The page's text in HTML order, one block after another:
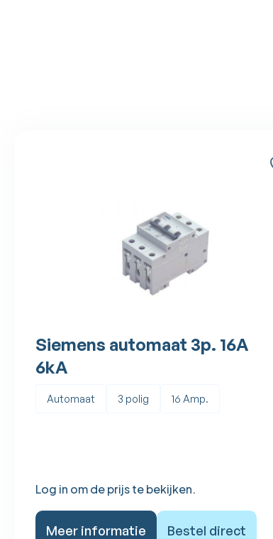
Siemens automaat 3p. 16A
6kA
Automaat 3 polig 16 Amp.
Log in om de prijs te bekijken.
Meer informatie Bestel direct